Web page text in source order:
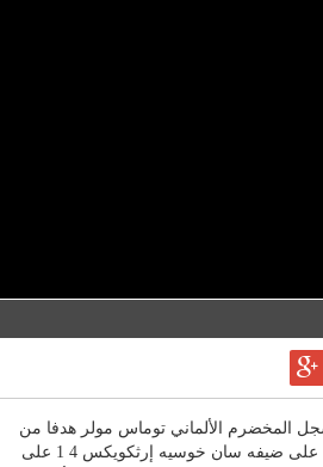
المخضرم الألماني توماس مولر هدفا من
رباعية فوز فريقه فانكوفر وايتكابس على ضيفه سان خوسيه إرثكويكس 4 1 على